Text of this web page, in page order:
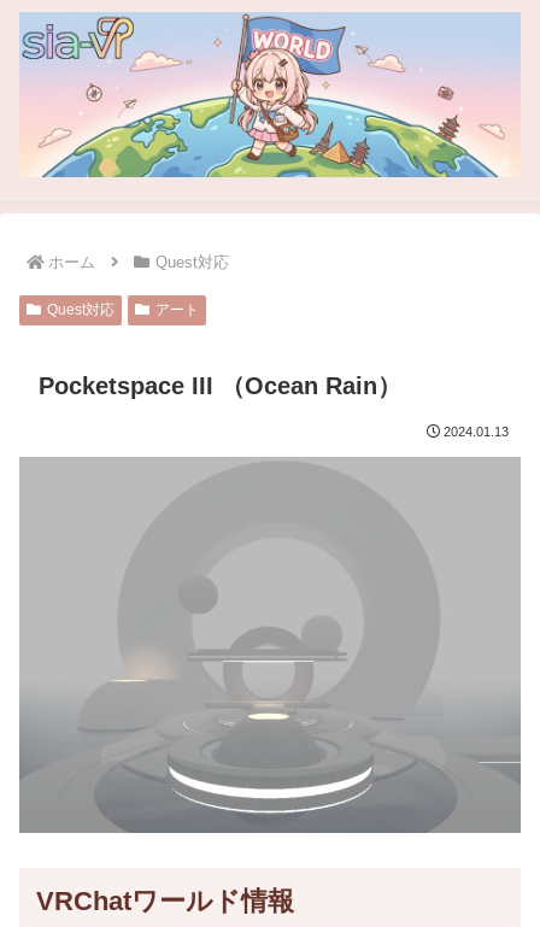
ホーム Quest対応
Quest対応 アート
Pocketspace III （Ocean Rain）
2024.01.13
VRChatワールド情報